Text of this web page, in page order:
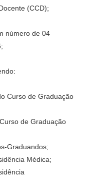
(CCD);
número de 04
Curso de Graduação
de Graduação
Graduandos;
Médica;